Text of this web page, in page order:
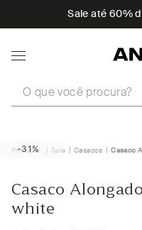
Sale até 60%
Sale Casacos Casaco
-31%
Casaco
white